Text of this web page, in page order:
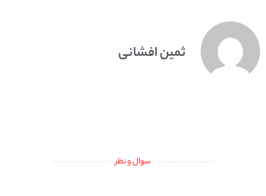
ثمین افشانی
سوال و نظر